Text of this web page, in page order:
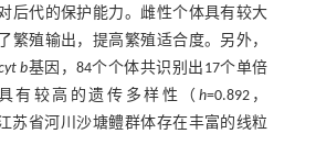
后代的保护能力。雌性个体具有较大
繁殖输出，提高繁殖适合度。另外，
b基因，84个个体共识别出17个单倍
有较高的遗传多样性（ h=0.892，
苏省河川沙塘鳢群体存在丰富的线粒